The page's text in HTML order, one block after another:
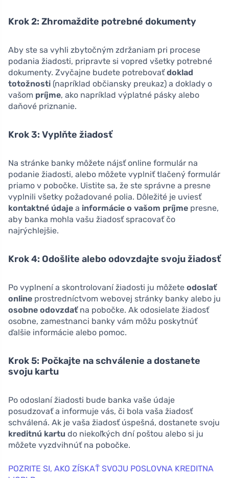
Krok 2: Zhromaždite potrebné dokumenty
Aby ste sa vyhli zbytočným zdržaniam pri procese
podania žiadosti, pripravte si vopred všetky potrebné
dokumenty. Zvyčajne budete potrebovaťdoklad
totožnosti (napríklad občiansky preukaz) a doklady o
vašom príjme, ako napríklad výplatné pásky alebo
daňové priznanie.
Krok 3: Vyplňte žiadosť
Na stránke banky môžete nájsť online formulár na
podanie žiadosti, alebo môžete vyplniť tlačený formulár
priamo v pobočke. Uistite sa, že ste správne a presne
vyplnili všetky požadované polia. Dôležité je uviesť
kontaktné údaje a informácie o vašom príjme presne,
aby banka mohla vašu žiadosť spracovať čo
najrýchlejšie.
Krok 4: Odošlite alebo odovzdajte svoju žiadosť
Po vyplnení a skontrolovaní žiadosti ju môžete odoslať
online prostredníctvom webovej stránky banky alebo ju
osobne odovzdaťna pobočke. Ak odosielate žiadosť
osobne, zamestnanci banky vám môžu poskytnúť
ďalšie informácie alebo pomoc.
Krok 5: Počkajte na schválenie a dostanete
svoju kartu
Po odoslaní žiadosti bude banka vaše údaje
posudzovať a informuje vás, či bola vaša žiadosť
schválená. Ak je vaša žiadosť úspešná, dostanete svoju
kreditnú kartu do niekoľkých dní poštou alebo si ju
môžete vyzdvihnúť na pobočke.
POZRITE SI, AKO ZÍSKAŤ SVOJU POSLOVNA KREDITNA